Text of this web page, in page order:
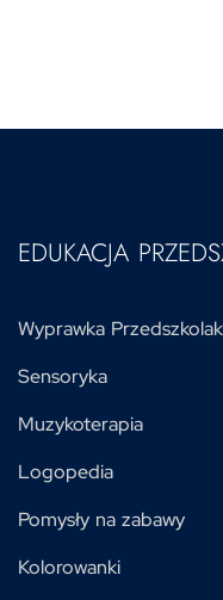
EDUKACJA
Wyprawka
Sensoryka
Muzykoterapia
Logopedia
Pomysły na zabawy
Kolorowanki